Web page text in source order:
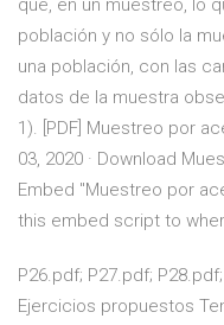
que, en un muestreo, lo
población y no sólo la
una población, con las
datos de la muestra
1). [PDF] Muestreo por
03, 2020 · Download
Embed "Muestreo por
this embed script to
P26.pdf; P27.pdf;
Ejercicios propuestos